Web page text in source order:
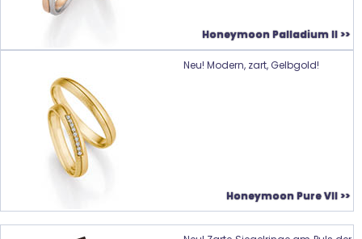
Honeymoon Palladium II >>
Neu! Modern, zart, Gelbgold!
Honeymoon Pure VII >>